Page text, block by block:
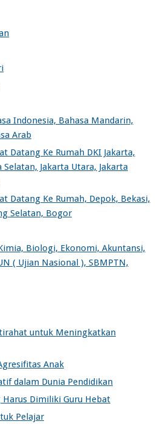
Indonesia, Bahasa Mandarin,
Arab
Datang Ke Rumah DKI Jakarta,
Selatan, Jakarta Utara, Jakarta
Datang Ke Rumah, Depok, Bekasi,
Selatan, Bogor
Biologi, Ekonomi, Akuntansi,
( Ujian Nasional ), SBMPTN,
untuk Meningkatkan
Anak
dalam Dunia Pendidikan
Harus Dimiliki Guru Hebat
Pelajar